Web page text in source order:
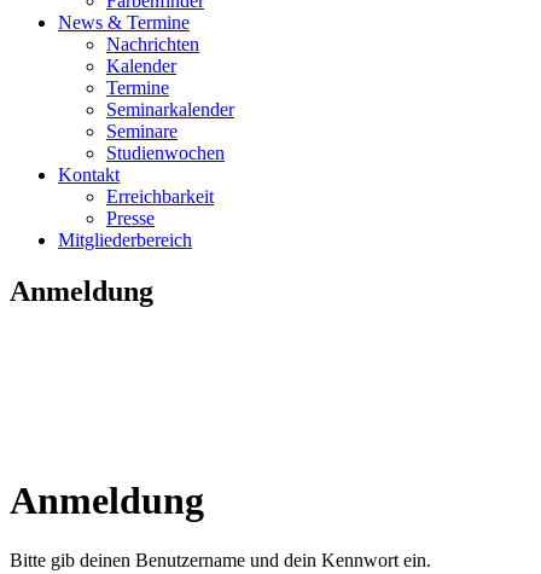
News & Termine
Nachrichten
Kalender
Termine
Seminarkalender
Seminare
Studienwochen
Kontakt
Erreichbarkeit
Presse
Mitgliederbereich
Anmeldung
Anmeldung
Bitte gib deinen Benutzername und dein Kennwort ein.